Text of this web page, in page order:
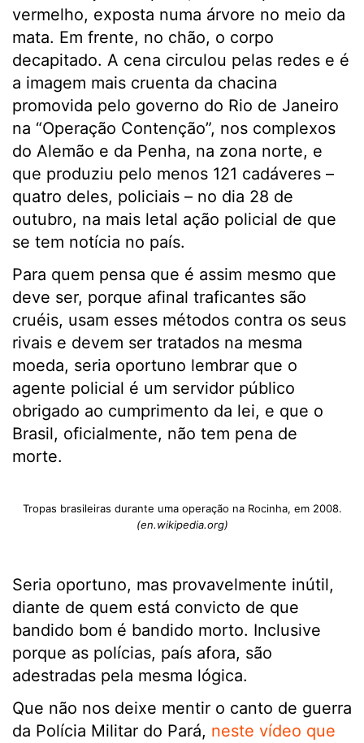
vermelho, exposta numa árvore no meio da
mata. Em frente, no chão, o corpo
decapitado. A cena circulou pelas redes e é
a imagem mais cruenta da chacina
promovida pelo governo do Rio de Janeiro
na “Operação Contenção”, nos complexos
do Alemão e da Penha, na zona norte, e
que produziu pelo menos 121 cadáveres –
quatro deles, policiais – no dia 28 de
outubro, na mais letal ação policial de que
se tem notícia no país.
Para quem pensa que é assim mesmo que
deve ser, porque afinal traficantes são
cruéis, usam esses métodos contra os seus
rivais e devem ser tratados na mesma
moeda, seria oportuno lembrar que o
agente policial é um servidor público
obrigado ao cumprimento da lei, e que o
Brasil, oficialmente, não tem pena de
morte.
Tropas brasileiras durante uma operação na Rocinha, em 2008.
(en.wikipedia.org)
Seria oportuno, mas provavelmente inútil,
diante de quem está convicto de que
bandido bom é bandido morto. Inclusive
porque as polícias, país afora, são
adestradas pela mesma lógica.
Que não nos deixe mentir o canto de guerra
da Polícia Militar do Pará, neste vídeo que